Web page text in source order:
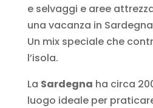
e selvaggi e aree
una vacanza in
Un mix speciale che
l’isola.
La Sardegna ha circa
luogo ideale per